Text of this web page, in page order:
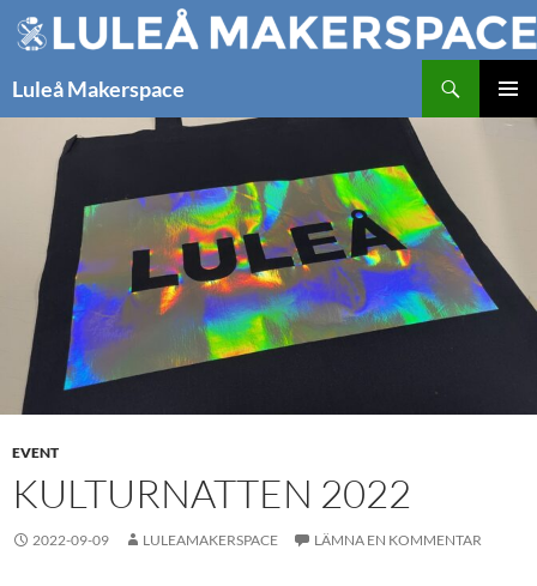
Hoppa
till
Luleå Makerspace
PRIMÄR
EVENT
KULTURNATTEN 2022
2022-09-09 LULEAMAKERSPACE LÄMNA EN KOMMENTAR